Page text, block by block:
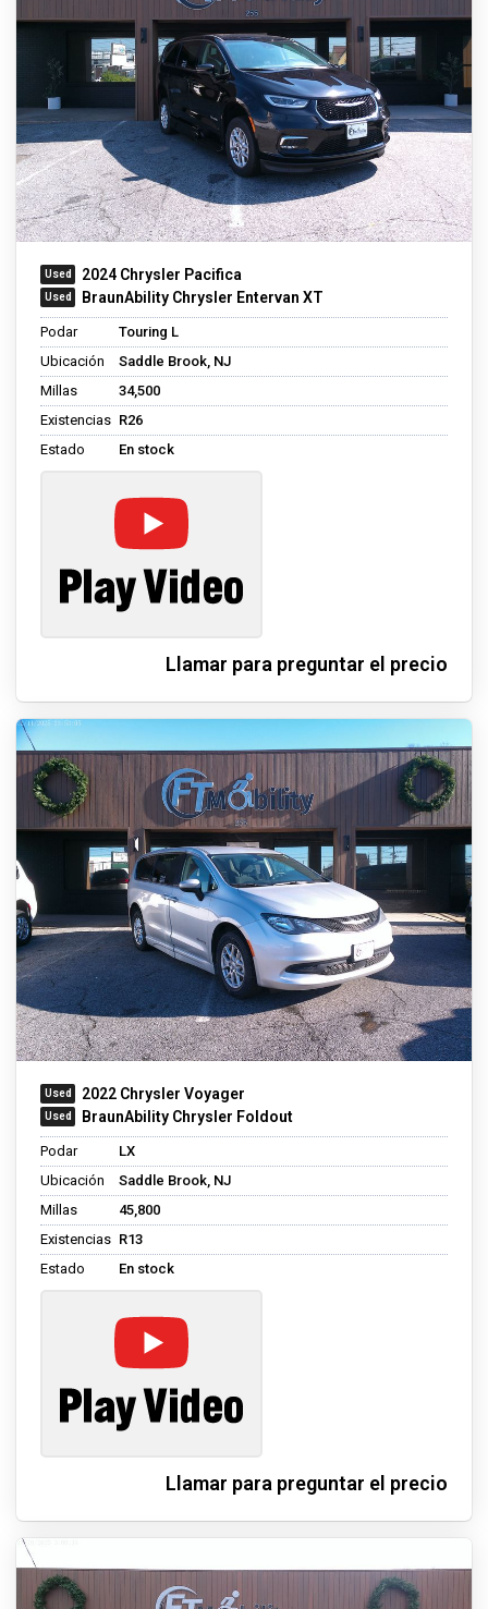
2024 Chrysler Pacifica
BraunAbility Chrysler Entervan XT
Podar
Touring L
Ubicación
Saddle Brook, NJ
Millas
34,500
Existencias R26
Estado
En stock
Llamar para preguntar el precio
2022 Chrysler Voyager
BraunAbility Chrysler Foldout
Podar
LX
Ubicación
Saddle Brook, NJ
Millas
45,800
Existencias R13
Estado
En stock
Llamar para preguntar el precio